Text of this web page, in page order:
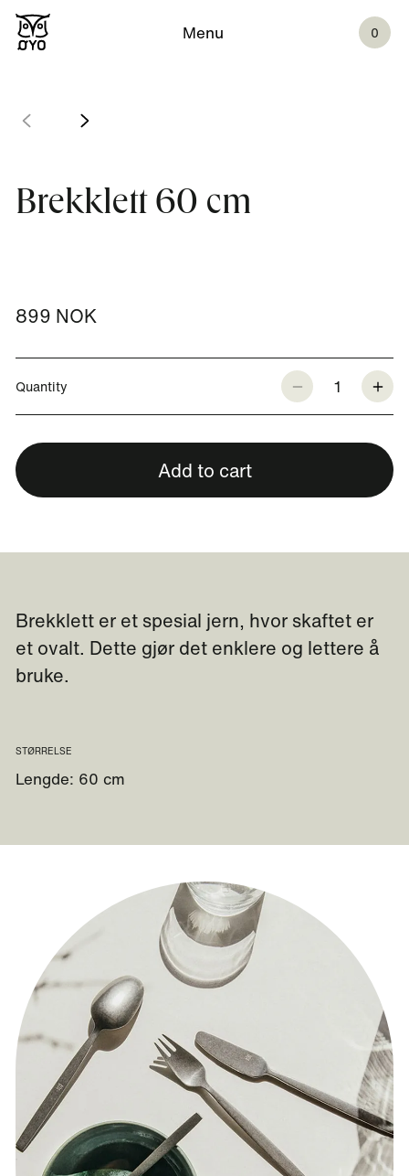
Menu 0
Brekklett 60 cm
899 NOK
Quantity 1
Add to cart
Brekklett er et spesial jern, hvor skaftet er
et ovalt. Dette gjør det enklere og lettere å
bruke.
STØRRELSE
Lengde: 60 cm